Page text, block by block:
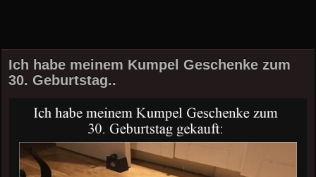
Ich habe meinem Kumpel Geschenke zum
30. Geburtstag..